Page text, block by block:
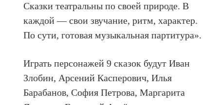
Сказки театральны по своей природе. В
каждой — свои звучание, ритм, характер.
По сути, готовая музыкальная партитура».
Играть персонажей 9 сказок будут Иван
Злобин, Арсений Касперович, Илья
Барабанов, София Петрова, Маргарита